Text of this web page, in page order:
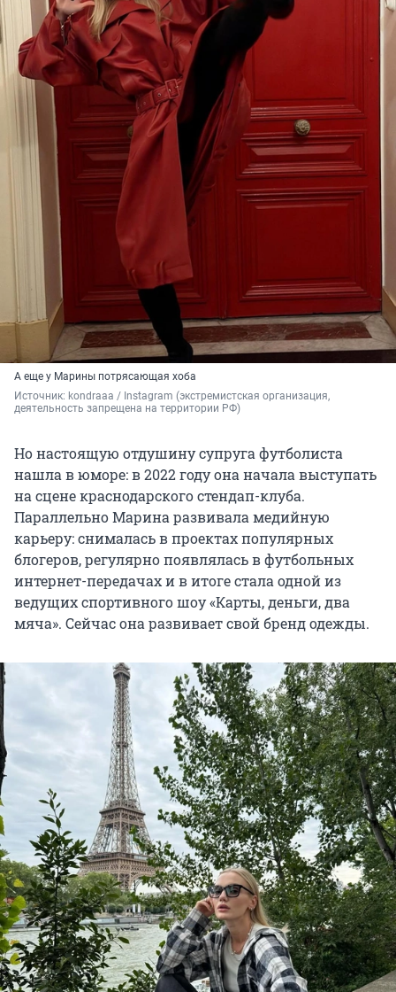
А еще у Марины потрясающая хоба
Источник: kondraaa / Instagram (экстремистская организация,
деятельность запрещена на территории РФ)
Но настоящую отдушину супруга футболиста
нашла в юморе: в 2022 году она начала выступать
на сцене краснодарского стендап-клуба.
Параллельно Марина развивала медийную
карьеру: снималась в проектах популярных
блогеров, регулярно появлялась в футбольных
интернет-передачах и в итоге стала одной из
ведущих спортивного шоу «Карты, деньги, два
мяча». Сейчас она развивает свой бренд одежды.